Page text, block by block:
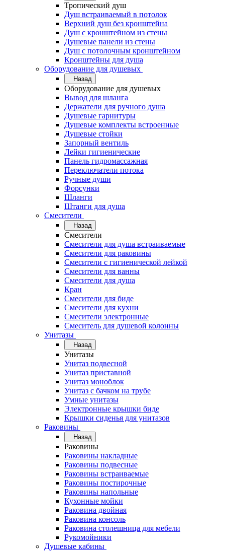
Тропический душ
Душ встраиваемый в потолок
Верхний душ без кронштейна
Душ с кронштейном из стены
Душевые панели из стены
Душ с потолочным кронштейном
Кронштейны для душа
Оборудование для душевых
Назад
Оборудование для душевых
Вывод для шланга
Держатели для ручного душа
Душевые гарнитуры
Душевые комплекты встроенные
Душевые стойки
Запорный вентиль
Лейки гигиенические
Панель гидромассажная
Переключатели потока
Ручные души
Форсунки
Шланги
Штанги для душа
Смесители
Назад
Смесители
Смесители для душа встраиваемые
Смесители для раковины
Смесители с гигиенической лейкой
Смесители для ванны
Смесители для душа
Кран
Смесители для биде
Смесители для кухни
Смесители электронные
Смеситель для душевой колонны
Унитазы
Назад
Унитазы
Унитаз подвесной
Унитаз приставной
Унитаз моноблок
Унитаз с бачком на трубе
Умные унитазы
Электронные крышки биде
Крышки сиденья для унитазов
Раковины
Назад
Раковины
Раковины накладные
Раковины подвесные
Раковины встраиваемые
Раковины постирочные
Раковины напольные
Кухонные мойки
Раковина двойная
Раковина консоль
Раковина столешница для мебели
Рукомойники
Душевые кабины